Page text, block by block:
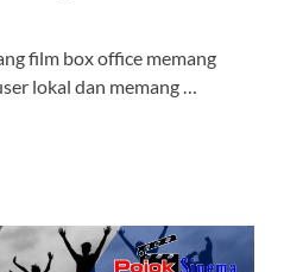
film box office memang
lokal dan memang …